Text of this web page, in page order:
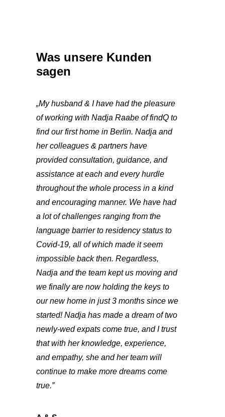
Was unsere Kunden
sagen
„My husband & I have had the pleasure
of working with Nadja Raabe of findQ to
find our first home in Berlin. Nadja and
her colleagues & partners have
provided consultation, guidance, and
assistance at each and every hurdle
throughout the whole process in a kind
and encouraging manner. We have had
a lot of challenges ranging from the
language barrier to residency status to
Covid-19, all of which made it seem
impossible back then. Regardless,
Nadja and the team kept us moving and
we finally are now holding the keys to
our new home in just 3 months since we
started! Nadja has made a dream of two
newly-wed expats come true, and I trust
that with her knowledge, experience,
and empathy, she and her team will
continue to make more dreams come
true.”